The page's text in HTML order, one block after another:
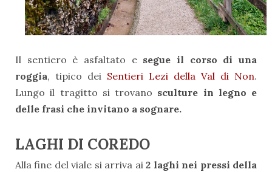
Il sentiero è asfaltato e segue il corso di una
roggia, tipico dei Sentieri Lezi della Val di Non.
Lungo il tragitto si trovano sculture in legno e
delle frasi che invitano a sognare.
LAGHI DI COREDO
Alla fine del viale si arriva ai2 laghi nei pressi della